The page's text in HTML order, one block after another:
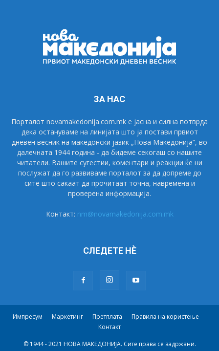
ЗА НАС
Порталот novamakedonija.com.mk е јасна и силна потврда
дека остануваме на линијата што ја постави првиот
дневен весник на македонски јазик „Нова Македонија“, во
далечната 1944 година - да бидеме секогаш со нашите
читатели. Вашите сугестии, коментари и реакции ќе ни
послужат да го развиваме порталот за да допреме до
сите што сакаат да прочитаат точна, навремена и
проверена информација.
Контакт: nm@novamakedonija.com.mk
СЛЕДЕТЕ НÈ
Импресум Маркетинг Претплата
Правила на користење
Контакт
© 1944 - 2021 НОВА МАКЕДОНИЈА. Сите права се задржани.